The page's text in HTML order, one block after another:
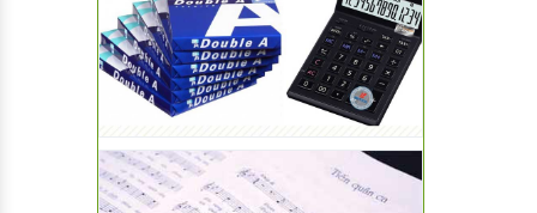
Phôi nhựa